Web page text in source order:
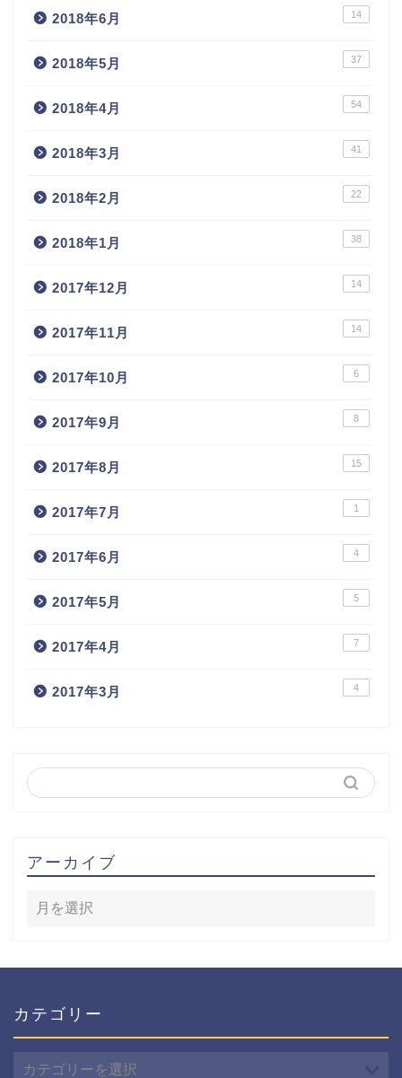
2018年6月 14
2018年5月 37
2018年4月 54
2018年3月 41
2018年2月 22
2018年1月 38
2017年12月 14
2017年11月 14
2017年10月 6
2017年9月 8
2017年8月 15
2017年7月 1
2017年6月 4
2017年5月 5
2017年4月 7
2017年3月 4
アーカイブ
カテゴリー